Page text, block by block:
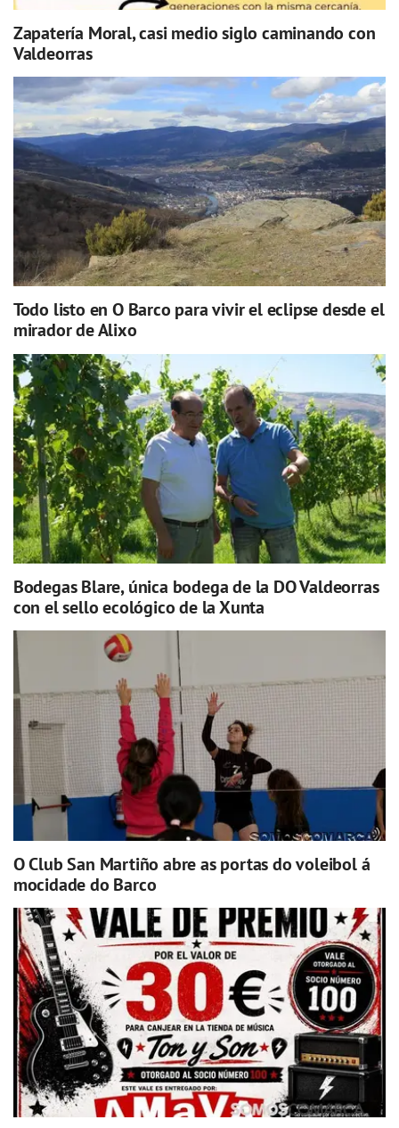
Zapatería Moral, casi medio siglo caminando con
Valdeorras
Todo listo en O Barco para vivir el eclipse desde el
mirador de Alixo
Bodegas Blare, única bodega de la DO Valdeorras
con el sello ecológico de la Xunta
O Club San Martiño abre as portas do voleibol á
mocidade do Barco